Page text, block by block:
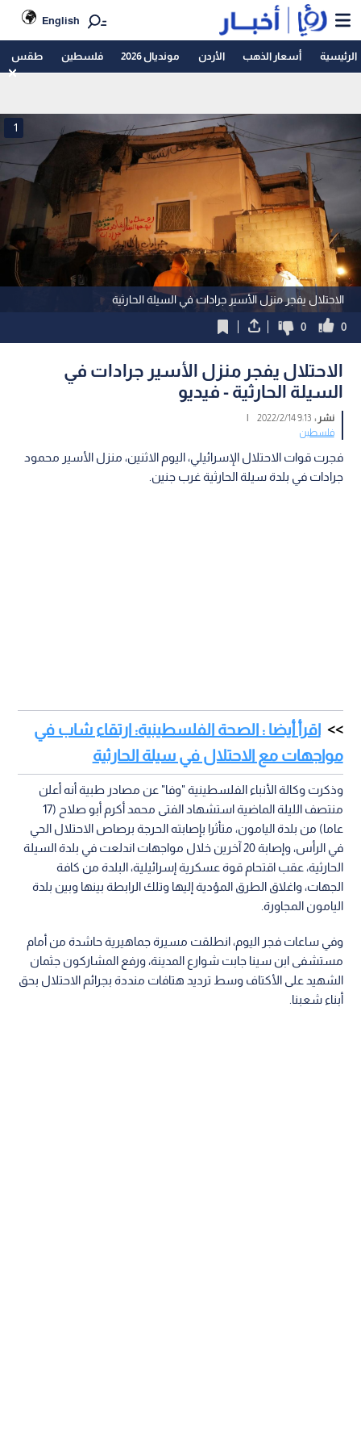
English
الرئيسية أسعار الذهب الأردن مونديال 2026 فلسطين طقس
الاحتلال يفجر منزل الأسير جرادات في السيلة الحارثية
1
0
0
الاحتلال يفجر منزل الأسير جرادات في
السيلة الحارثية - فيديو
نشر :9:13 2022/2/14
|
فلسطين
فجرت قوات الاحتلال الإسرائيلي، اليوم الاثنين، منزل الأسير محمود
جرادات في بلدة سيلة الحارثية غرب جنين.
اقرأ أيضا : الصحة الفلسطينية: ارتقاء شاب في
مواجهات مع الاحتلال في سيلة الحارثية
وذكرت وكالة الأنباء الفلسطينية "وفا" عن مصادر طبية أنه أعلن
منتصف الليلة الماضية استشهاد الفتى محمد أكرم أبو صلاح (17
عاما) من بلدة اليامون، متأثرا بإصابته الحرجة برصاص الاحتلال الحي
في الرأس، وإصابة 20 آخرين خلال مواجهات اندلعت في بلدة السيلة
الحارثية، عقب اقتحام قوة عسكرية إسرائيلية، البلدة من كافة
الجهات، واغلاق الطرق المؤدية إليها وتلك الرابطة بينها وبين بلدة
اليامون المجاورة.
وفي ساعات فجر اليوم، انطلقت مسيرة جماهيرية حاشدة من أمام
مستشفى ابن سينا جابت شوارع المدينة، ورفع المشاركون جثمان
الشهيد على الأكتاف وسط ترديد هتافات منددة بجرائم الاحتلال بحق
أبناء شعبنا.